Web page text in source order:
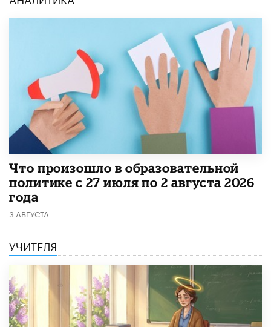
​Что произошло в образовательной
политике с 27 июля по 2 августа 2026
года
3 АВГУСТА
УЧИТЕЛЯ